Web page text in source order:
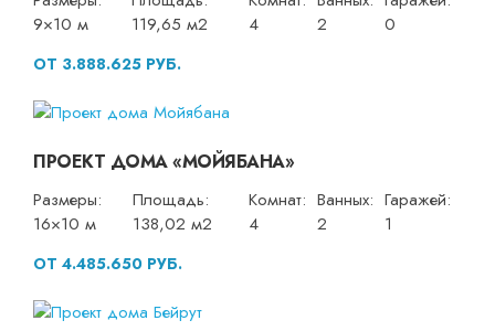
9×10 м
119,65 м2
4
2
0
ОТ 3.888.625 РУБ.
ПРОЕКТ ДОМА «МОЙЯБАНА»
Размеры:
16×10 м
Площадь:
138,02 м2
Комнат:
4
Ванных:
2
Гаражей:
1
ОТ 4.485.650 РУБ.